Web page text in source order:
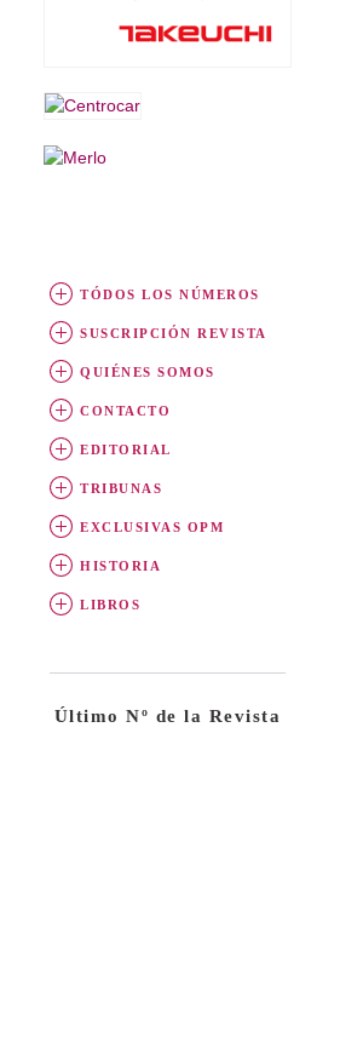
TÓDOS LOS NÚMEROS
SUSCRIPCIÓN REVISTA
QUIÉNES SOMOS
CONTACTO
EDITORIAL
TRIBUNAS
EXCLUSIVAS OPM
HISTORIA
LIBROS
Último Nº de la Revista